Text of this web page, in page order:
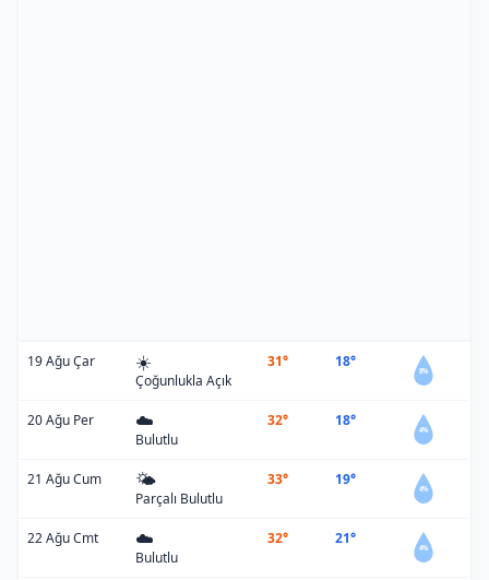
19 Ağu Çar ☀️
Çoğunlukla Açık
31° 18°
8%
20 Ağu Per ☁️
Bulutlu
32° 18°
4%
21 Ağu Cum 🌤️
Parçalı Bulutlu
33° 19°
4%
22 Ağu Cmt ☁️
Bulutlu
32° 21°
4%